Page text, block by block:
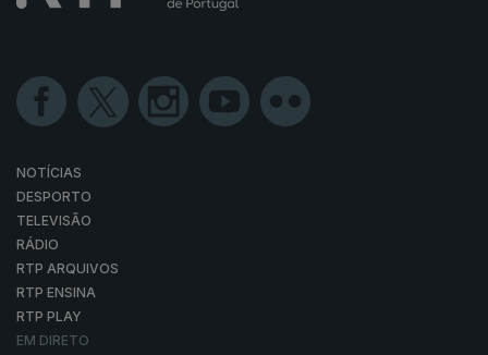
NOTÍCIAS
DESPORTO
TELEVISÃO
RÁDIO
RTP ARQUIVOS
RTP ENSINA
RTP PLAY
EM DIRETO